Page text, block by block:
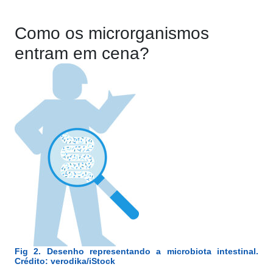
Como os microrganismos
entram em cena?
Fig 2. Desenho representando a microbiota intestinal.
Crédito: verodika/iStock